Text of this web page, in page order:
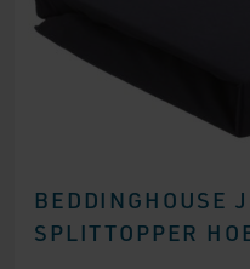
BEDDINGHOUSE
SPLITTOPPER